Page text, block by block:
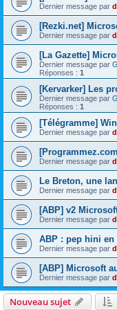
Dernier message par
[Rezki.net]
Dernier message par
[La Gazette]
Dernier message par
Réponses : 1
[Kervarker] Les
Dernier message par
Réponses : 1
[Télégramme]
Dernier message par
Dernier message par
Le Breton, une
Dernier message par
[ABP] v2
Dernier message par
ABP : pep hini
Dernier message par
[ABP] Microsoft
Dernier message par
Nouveau sujet